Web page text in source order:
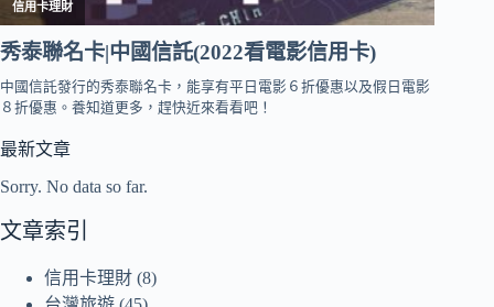
最新文章
Sorry. No data so far.
文章索引
信用卡理財 (8)